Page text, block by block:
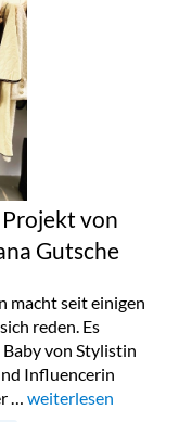
von
Gutsche
macht seit einigen
reden. Es
von Stylistin
Influencerin
… „Calling Gloria –
weiterlesen